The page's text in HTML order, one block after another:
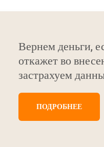
Вернем деньги,
откажет во
застрахуем
ПОДРОБНЕЕ